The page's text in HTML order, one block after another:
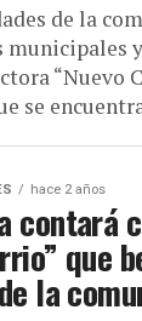
de la
municipales
“Nuevo
se
hace 2 años
contará
que
la